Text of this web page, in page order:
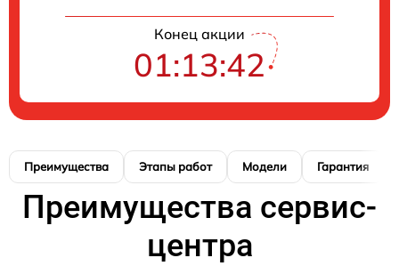
Конец акции
01:13:41
Преимущества Этапы работ Модели Гарантия
Преимущества сервис-
центра